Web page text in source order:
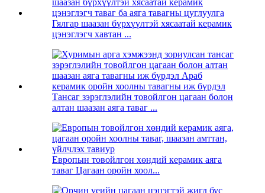
Гялгар шаазан бүрхүүлтэй хясаатай керамик
цэнэглэгч хавтан ...
Тансаг зэрэглэлийн товойлгон цагаан болон
алтан шаазан аяга таваг ...
Европын товойлгон хөндий керамик аяга
таваг Цагаан оройн хоол...